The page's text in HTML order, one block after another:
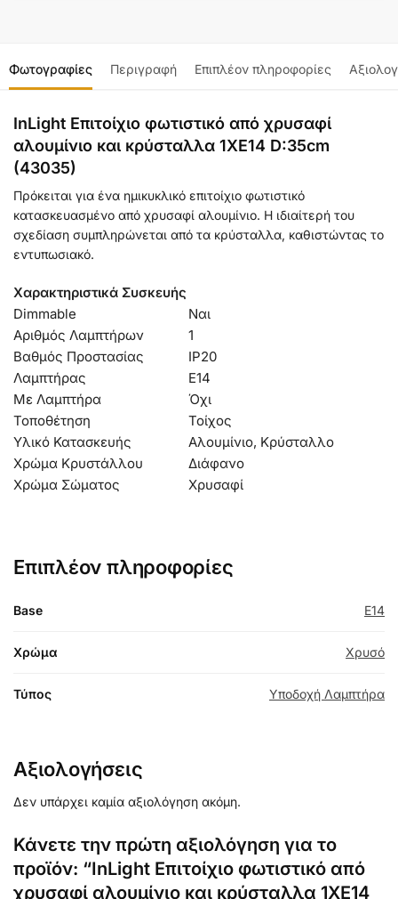
Φωτογραφίες Περιγραφή Επιπλέον πληροφορίες
InLight Επιτοίχιο φωτιστικό από χρυσαφί
αλουμίνιο και κρύσταλλα 1XE14 D:35cm
(43035)
Πρόκειται για ένα ημικυκλικό επιτοίχιο φωτιστικό
κατασκευασμένο από χρυσαφί αλουμίνιο. Η ιδιαίτερή του
σχεδίαση συμπληρώνεται από τα κρύσταλλα, καθιστώντας το
εντυπωσιακό.
Χαρακτηριστικά Συσκευής
Dimmable
Ναι
Αριθμός Λαμπτήρων
1
Βαθμός Προστασίας
IP20
Λαμπτήρας
Ε14
Με Λαμπτήρα
Όχι
Τοποθέτηση
Τοίχος
Υλικό Κατασκευής
Αλουμίνιο, Κρύσταλλο
Χρώμα Κρυστάλλου
Διάφανο
Χρώμα Σώματος
Χρυσαφί
Επιπλέον πληροφορίες
Base E14
Χρώμα Χρυσό
Τύπος Υποδοχή Λαμπτήρα
Αξιολογήσεις
Δεν υπάρχει καμία αξιολόγηση ακόμη.
Κάνετε την πρώτη αξιολόγηση για το
προϊόν: “InLight Επιτοίχιο φωτιστικό από
χρυσαφί αλουμίνιο και κρύσταλλα 1XE14